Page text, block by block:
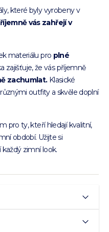
které byly vyrobeny v
vás zahřejí v
materiálu pro plné
zajišťuje, že vás příjemně
zachumlat.Klasické
outfity a skvěle doplní
pro ty, kteří hledají kvalitní,
období. Užijte si
zimní look.